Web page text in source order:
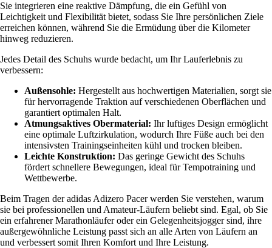
Sie integrieren eine reaktive Dämpfung, die ein Gefühl von
Leichtigkeit und Flexibilität bietet, sodass Sie Ihre persönlichen Ziele
erreichen können, während Sie die Ermüdung über die Kilometer
hinweg reduzieren.
Jedes Detail des Schuhs wurde bedacht, um Ihr Lauferlebnis zu
verbessern:
Außensohle: Hergestellt aus hochwertigen Materialien, sorgt sie
für hervorragende Traktion auf verschiedenen Oberflächen und
garantiert optimalen Halt.
Atmungsaktives Obermaterial: Ihr luftiges Design ermöglicht
eine optimale Luftzirkulation, wodurch Ihre Füße auch bei den
intensivsten Trainingseinheiten kühl und trocken bleiben.
Leichte Konstruktion: Das geringe Gewicht des Schuhs
fördert schnellere Bewegungen, ideal für Tempotraining und
Wettbewerbe.
Beim Tragen der adidas Adizero Pacer werden Sie verstehen, warum
sie bei professionellen und Amateur-Läufern beliebt sind. Egal, ob Sie
ein erfahrener Marathonläufer oder ein Gelegenheitsjogger sind, ihre
außergewöhnliche Leistung passt sich an alle Arten von Läufern an
und verbessert somit Ihren Komfort und Ihre Leistung.